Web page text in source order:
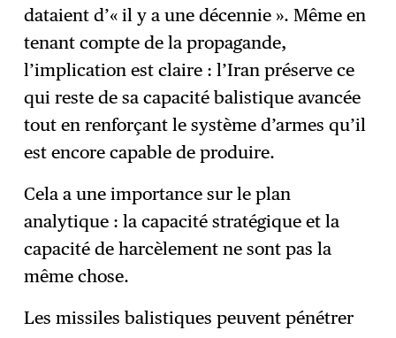
dataient d’« il y a une décennie ». Même en
tenant compte de la propagande,
l’implication est claire : l’Iran préserve ce
qui reste de sa capacité balistique avancée
tout en renforçant le système d’armes qu’il
est encore capable de produire.
Cela a une importance sur le plan
analytique : la capacité stratégique et la
capacité de harcèlement ne sont pas la
même chose.
Les missiles balistiques peuvent pénétrer